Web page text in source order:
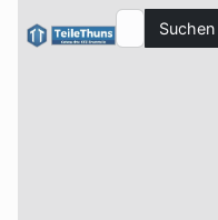
Suchen